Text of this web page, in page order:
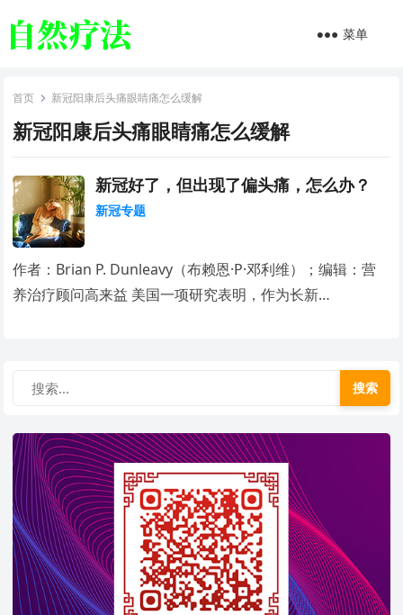
菜单
首页 新冠阳康后头痛眼睛痛怎么缓解
新冠阳康后头痛眼睛痛怎么缓解
新冠好了，但出现了偏头痛，怎么办？
新冠专题
作者：Brian P. Dunleavy（布赖恩·P·邓利维）；编辑：营
养治疗顾问高来益 美国一项研究表明，作为长新…
搜索